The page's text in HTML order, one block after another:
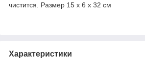
чистится. Размер 15 х 6 х 32 см
Характеристики